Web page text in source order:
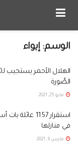
الوسم:إيواء
الصَّورة
مايو 25, 2021
استقرار 1157
في منازلها
مارس 9, 2021